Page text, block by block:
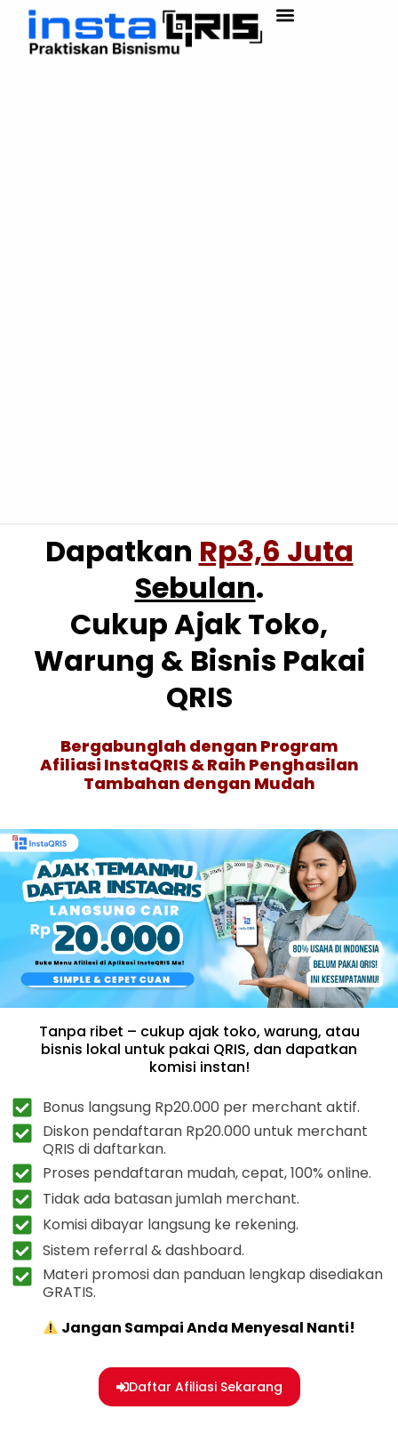
Dapatkan Rp3,6 Juta
Sebulan.
Cukup Ajak Toko,
Warung & Bisnis Pakai
QRIS
Bergabunglah dengan Program
Afiliasi InstaQRIS & Raih Penghasilan
Tambahan dengan Mudah
Tanpa ribet – cukup ajak toko, warung, atau
bisnis lokal untuk pakai QRIS, dan dapatkan
komisi instan!
Bonus langsung Rp20.000 per merchant aktif.
Diskon pendaftaran Rp20.000 untuk merchant
QRIS di daftarkan.
Proses pendaftaran mudah, cepat, 100% online.
Tidak ada batasan jumlah merchant.
Komisi dibayar langsung ke rekening.
Sistem referral & dashboard.
Materi promosi dan panduan lengkap disediakan
GRATIS.
Jangan Sampai Anda Menyesal Nanti!
Daftar Afiliasi Sekarang